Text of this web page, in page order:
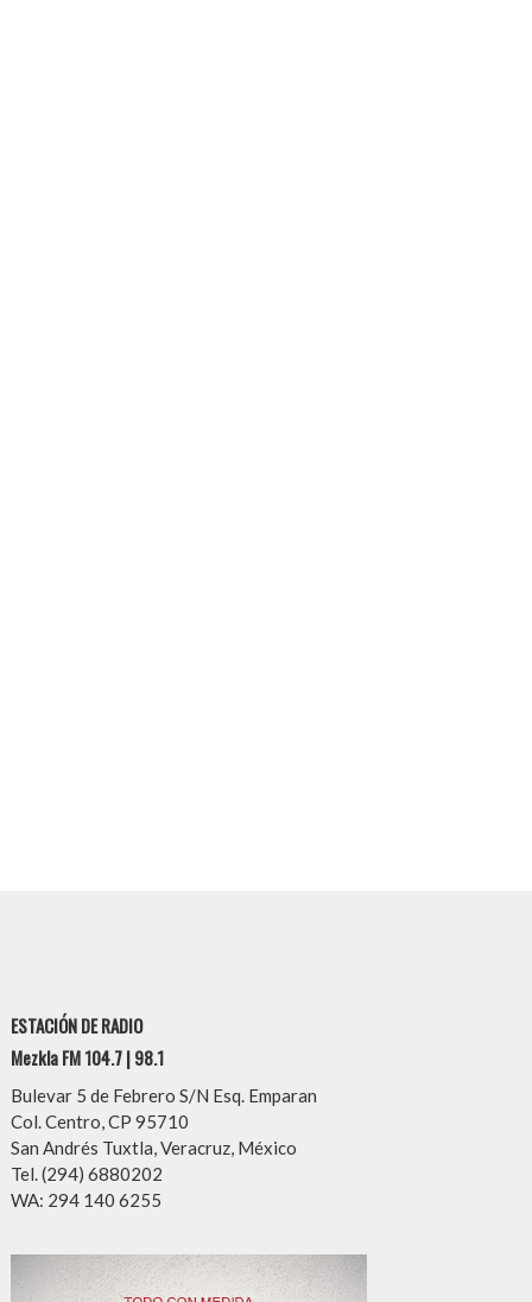
ESTACIÓN DE RADIO
Mezkla FM 104.7 | 98.1
Bulevar 5 de Febrero S/N Esq. Emparan
Col. Centro, CP 95710
San Andrés Tuxtla, Veracruz, México
Tel. (294) 6880202
WA: 294 140 6255